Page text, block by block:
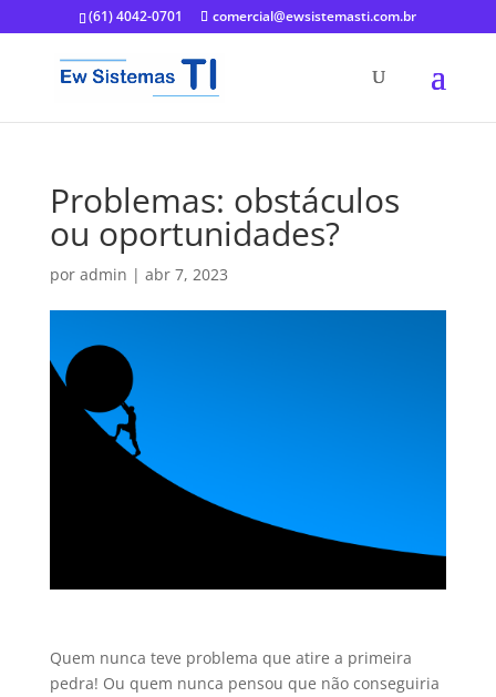
(61) 4042-0701 comercial@ewsistemasti.com.br
Problemas: obstáculos
ou oportunidades?
por admin | abr 7, 2023
Quem nunca teve problema que atire a primeira
pedra! Ou quem nunca pensou que não conseguiria